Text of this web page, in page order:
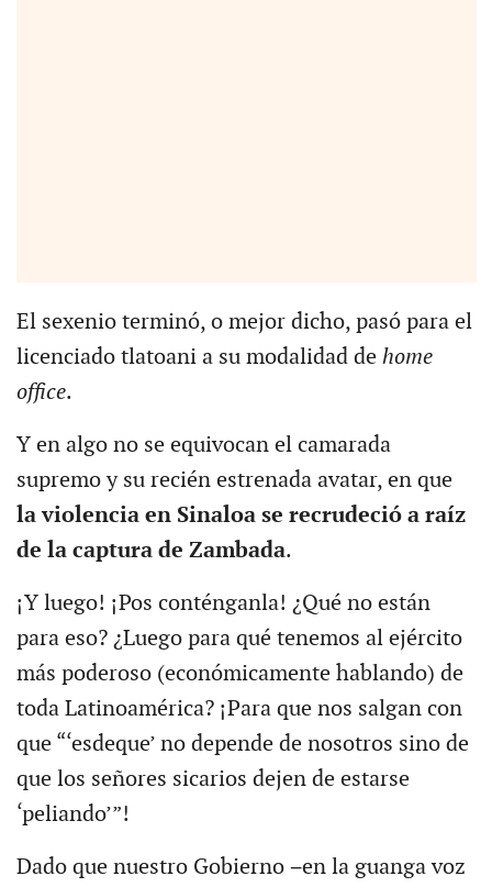
El sexenio terminó, o mejor dicho, pasó para el
licenciado tlatoani a su modalidad de home
office.
Y en algo no se equivocan el camarada
supremo y su recién estrenada avatar, en que
la violencia en Sinaloa se recrudeció a raíz
de la captura de Zambada.
¡Y luego! ¡Pos conténganla! ¿Qué no están
para eso? ¿Luego para qué tenemos al ejército
más poderoso (económicamente hablando) de
toda Latinoamérica? ¡Para que nos salgan con
que “‘esdeque’ no depende de nosotros sino de
que los señores sicarios dejen de estarse
‘peliando’”!
Dado que nuestro Gobierno −en la guanga voz